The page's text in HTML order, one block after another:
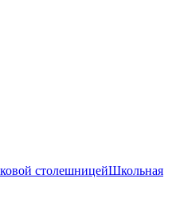
Школьная